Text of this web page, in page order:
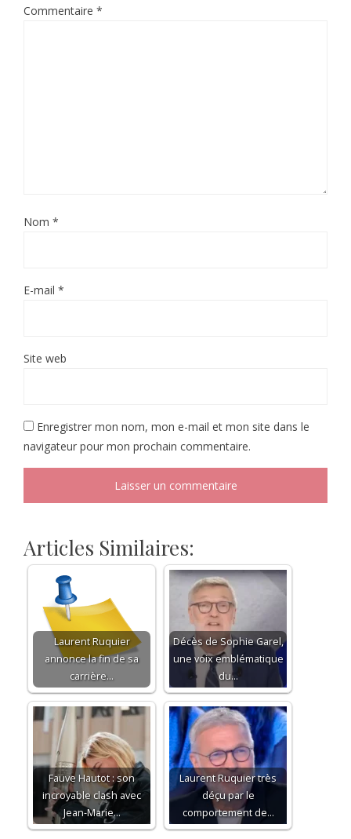
Commentaire *
Nom *
E-mail *
Site web
Enregistrer mon nom, mon e-mail et mon site dans le
navigateur pour mon prochain commentaire.
Articles Similaires:
Laurent Ruquier
annonce la fin de sa
carrière…
Décès de Sophie Garel,
une voix emblématique
du…
Fauve Hautot : son
incroyable clash avec
Jean-Marie…
Laurent Ruquier très
déçu par le
comportement de…